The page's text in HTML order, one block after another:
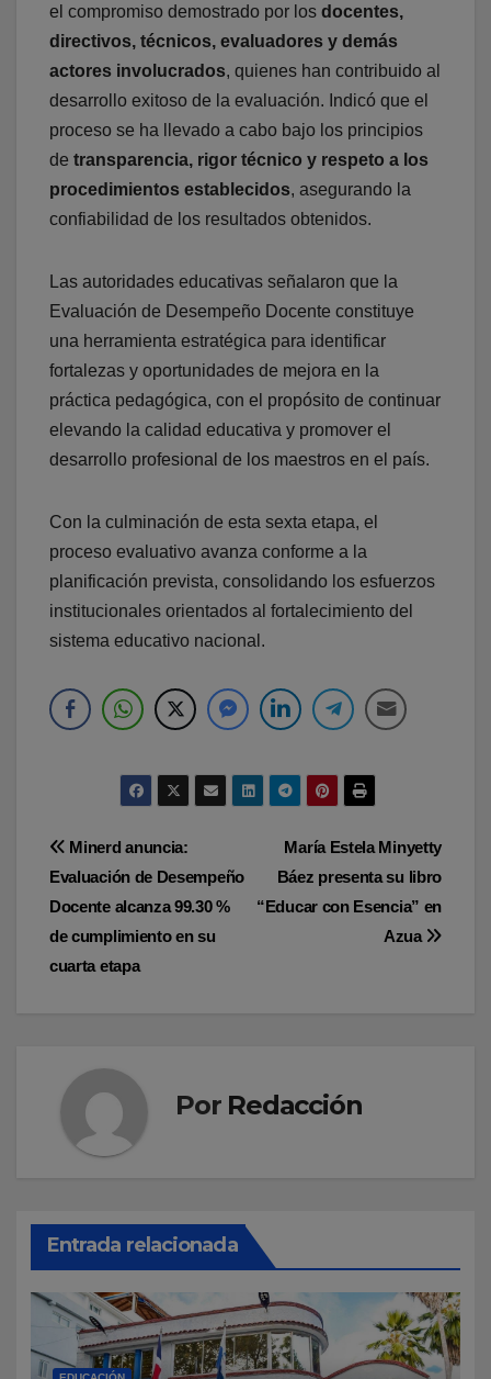
el compromiso demostrado por los docentes,
directivos, técnicos, evaluadores y demás
actores involucrados, quienes han contribuido al
desarrollo exitoso de la evaluación. Indicó que el
proceso se ha llevado a cabo bajo los principios
de transparencia, rigor técnico y respeto a los
procedimientos establecidos, asegurando la
confiabilidad de los resultados obtenidos.
Las autoridades educativas señalaron que la
Evaluación de Desempeño Docente constituye
una herramienta estratégica para identificar
fortalezas y oportunidades de mejora en la
práctica pedagógica, con el propósito de continuar
elevando la calidad educativa y promover el
desarrollo profesional de los maestros en el país.
Con la culminación de esta sexta etapa, el
proceso evaluativo avanza conforme a la
planificación prevista, consolidando los esfuerzos
institucionales orientados al fortalecimiento del
sistema educativo nacional.
Navegación
de
entradas
María Estela Minyetty
Báez presenta su libro
“Educar con Esencia” en
Azua
Minerd anuncia:
Evaluación de Desempeño
Docente alcanza 99.30 %
de cumplimiento en su
cuarta etapa
Por Redacción
Entrada relacionada